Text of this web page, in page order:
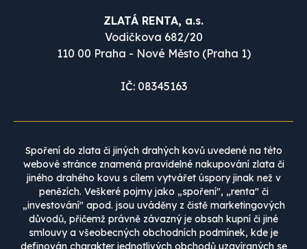
ZLATÁ RENTA, a.s.
Vodičkova 682/20
110 00 Praha - Nové Město (Praha 1)
IČ: 08345163
Spoření do zlata či jiných drahých kovů uvedené na této
webové stránce znamená pravidelné nakupování zlata či
jiného drahého kovu s cílem vytvářet úspory jinak než v
penězích. Veškeré pojmy jako „spoření", „renta" či
„investování" apod. jsou uváděny z čistě marketingových
důvodů, přičemž právně závazný je obsah kupní či jiné
smlouvy a všeobecných obchodních podmínek, kde je
definován charakter jednotlivých obchodů uzavíraných se